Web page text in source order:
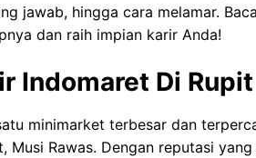
jawab, hingga cara melamar.
dan raih impian karir Anda!
Indomaret Di Rupit
minimarket terbesar dan
Musi Rawas. Dengan reputasi